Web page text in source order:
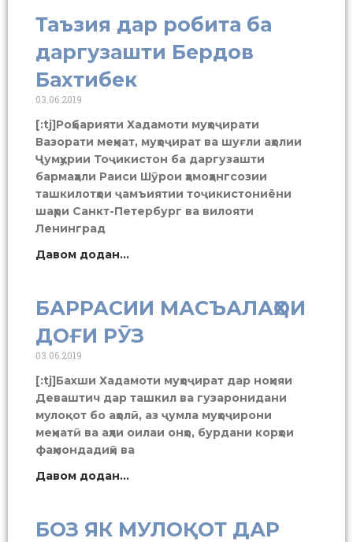
Таъзия дар робита ба
даргузашти Бердов
Бахтибек
03.06.2019
[:tj]Роҳбарияти Хадамоти муҳоҷирати
Вазорати меҳнат, муҳоҷират ва шуғли аҳолии
Ҷумҳурии Тоҷикистон ба даргузашти
бармаҳали Раиси Шӯрои ҳамоҳангсозии
ташкилотҳои ҷамъиятии тоҷикистониёни
шаҳри Санкт-Петербург ва вилояти
Ленинград
Давом додан...
БАРРАСИИ МАСЪАЛАҲОИ
ДОҒИ РӮЗ
03.06.2019
[:tj]Бахши Хадамоти муҳоҷират дар ноҳияи
Деваштич дар ташкил ва гузаронидани
мулоқот бо аҳолӣ, аз ҷумла муҳоҷирони
меҳнатӣ ва аҳли оилаи онҳо, бурдани корҳои
фаҳмондадиҳӣ ва
Давом додан...
БОЗ ЯК МУЛОҚОТ ДАР